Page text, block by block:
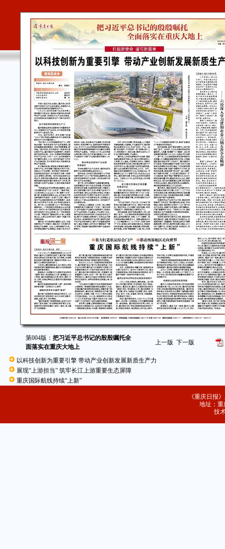
第004版：把习近平总书记的殷殷嘱托全
面落实在重庆大地上
上一版 下一版
以科技创新为重要引擎 带动产业创新发展新质生产力
展现“上游担当” 筑牢长江上游重要生态屏障
重庆国际航线持续“上新”
《重庆日报
地址：重
技